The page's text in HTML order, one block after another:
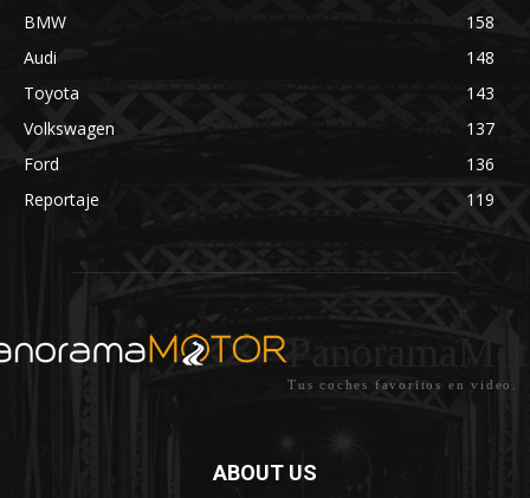
BMW
158
Audi
148
Toyota
143
Volkswagen
137
Ford
136
Reportaje
119
Tus coches favoritos en video.
ABOUT US